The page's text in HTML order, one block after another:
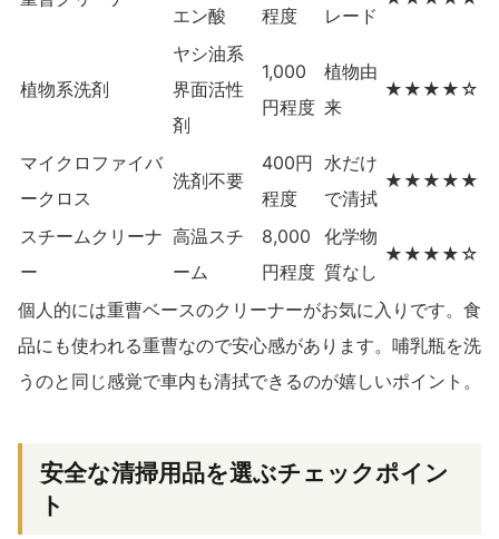
エン酸
程度
レード
植物系洗剤
ヤシ油系
界面活性
剤
1,000
円程度
植物由
来
★★★★☆
マイクロファイバ
ークロス
洗剤不要
400円
程度
水だけ
で清拭
★★★★★
スチームクリーナ
ー
高温スチ
ーム
8,000
円程度
化学物
質なし
★★★★☆
個人的には重曹ベースのクリーナーがお気に入りです。食
品にも使われる重曹なので安心感があります。哺乳瓶を洗
うのと同じ感覚で車内も清拭できるのが嬉しいポイント。
安全な清掃用品を選ぶチェックポイン
ト